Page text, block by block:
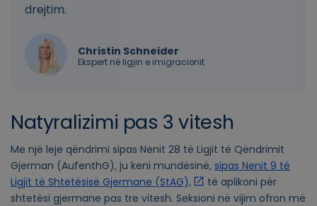
drejtim.
Christin Schneider
Ekspert në ligjin e imigracionit
Natyralizimi pas 3 vitesh
Me një leje qëndrimi sipas Nenit 28 të Ligjit të Qëndrimit
Gjerman (AufenthG), ju keni mundësinë, sipas Nenit 9 të
Ligjit të Shtetësisë Gjermane (StAG),
të aplikoni për
shtetësi gjermane pas tre vitesh. Seksioni në vijim ofron më